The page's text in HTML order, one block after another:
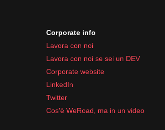
Corporate info
Lavora con noi
Lavora con noi se sei un DEV
Corporate website
LinkedIn
Twitter
Cos'è WeRoad, ma in un video